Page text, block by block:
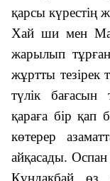
қарсы күрестің
Хай ши мен
жарылып
жұртты тезірек
түлік бағасын
қараға бір қап
көтерер
айқасады. Оспан
Құндақбай өз